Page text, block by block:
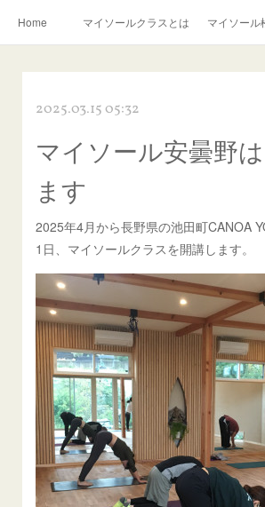
Home マイソールクラスとは マイソール
講師プロフィール
連絡先
2025.03.15 05:32
マイソール安曇野
ます
2025年4月から長野県の池田町CANOA
1日、マイソールクラスを開講します。